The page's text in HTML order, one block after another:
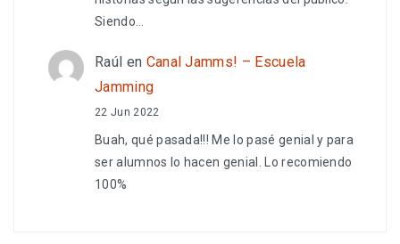
Siendo…
Raúl en Canal Jamms! – Escuela
Jamming
22 Jun 2022
Buah, qué pasada!!! Me lo pasé genial y para
ser alumnos lo hacen genial. Lo recomiendo
100%